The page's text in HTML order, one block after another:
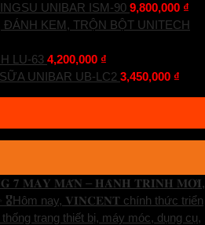
UNIBAR ISM-90 9,800,000 ₫
KEM, TRỘN BỘT UNITECH
LU-63 4,200,000 ₫
UNIBAR UB-LC2 3,450,000 ₫
𝟕 𝐌𝐀𝐘 𝐌𝐀̆́𝐍 – 𝐇𝐀̀𝐍𝐇 𝐓𝐑𝐈̀𝐍𝐇 𝐌𝐎̛́𝐈,
nay, 𝐕𝐈𝐍𝐂𝐄𝐍𝐓 chính thức triển
trang thiết bị, máy móc, dụng cụ,